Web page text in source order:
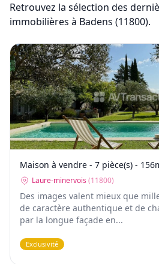
Retrouvez la sélection des
immobilières à Badens (11800).
Maison à vendre - 7 pièce(s) -
Laure-minervois (11800)
Des images valent mieux que
de caractère authentique et de
par la longue façade en...
Exclusivité